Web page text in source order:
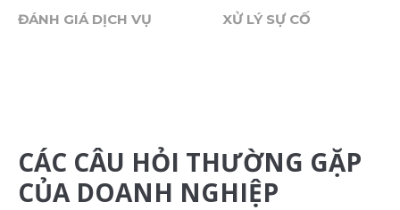
ĐÁNH GIÁ DỊCH VỤ
XỬ LÝ SỰ CỐ
CÁC CÂU HỎI THƯỜNG GẶP
CỦA DOANH NGHIỆP